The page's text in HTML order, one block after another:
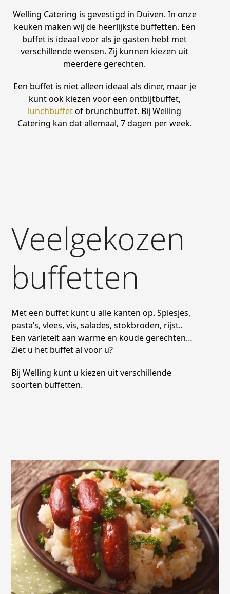
Welling Catering is gevestigd in Duiven. In onze
keuken maken wij de heerlijkste buffetten. Een
buffet is ideaal voor als je gasten hebt met
verschillende wensen. Zij kunnen kiezen uit
meerdere gerechten.
Een buffet is niet alleen ideaal als diner, maar je
kunt ook kiezen voor een ontbijtbuffet,
lunchbuffetof brunchbuffet. Bij Welling
Catering kan dat allemaal, 7 dagen per week.
Veelgekozen
buffetten
Met een buffet kunt u alle kanten op. Spiesjes,
pasta’s, vlees, vis, salades, stokbroden, rijst..
Een varieteit aan warme en koude gerechten…
Ziet u het buffet al voor u?
Bij Welling kunt u kiezen uit verschillende
soorten buffetten.